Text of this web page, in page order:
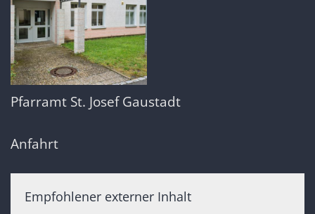
Pfarramt St. Josef Gaustadt
Anfahrt
Empfohlener externer Inhalt